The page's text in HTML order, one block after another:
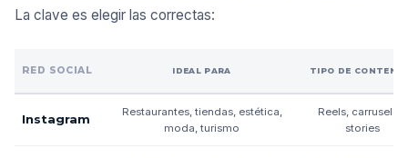
La clave es elegir las correctas:
RED SOCIAL IDEAL PARA TIPO DE
Instagram
Restaurantes, tiendas, estética,
moda, turismo
Reels, carruseles,
stories